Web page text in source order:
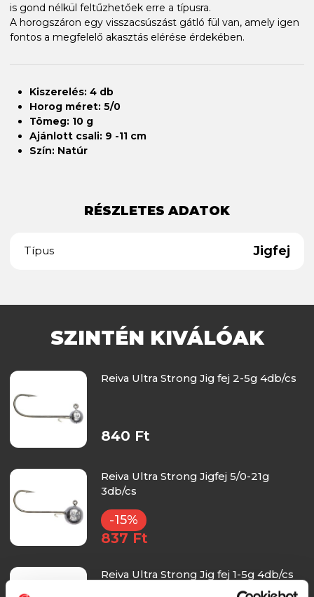
is gond nélkül feltűzhetőek erre a típusra.
A horogszáron egy visszacsúszást gátló fül van, amely igen
fontos a megfelelő akasztás elérése érdekében.
Kiszerelés: 4 db
Horog méret: 5/0
Tömeg: 10 g
Ajánlott csali: 9 -11 cm
Szín: Natúr
RÉSZLETES ADATOK
Típus Jigfej
SZINTÉN KIVÁLÓAK
Reiva Ultra Strong Jig fej 2-5g 4db/cs
840 Ft
Reiva Ultra Strong Jigfej 5/0-21g
3db/cs
-15%
837 Ft
Reiva Ultra Strong Jig fej 1-5g 4db/cs